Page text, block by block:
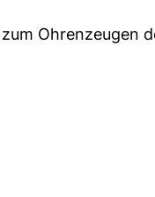
Ohrenzeugen